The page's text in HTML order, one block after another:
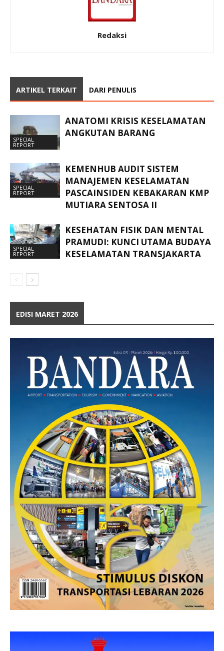
Redaksi
ARTIKEL TERKAIT DARI PENULIS
SPECIAL
REPORT
ANATOMI KRISIS KESELAMATAN
ANGKUTAN BARANG
SPECIAL
REPORT
KEMENHUB AUDIT SISTEM
MANAJEMEN KESELAMATAN
PASCAINSIDEN KEBAKARAN KMP
MUTIARA SENTOSA II
SPECIAL
REPORT
KESEHATAN FISIK DAN MENTAL
PRAMUDI: KUNCI UTAMA BUDAYA
KESELAMATAN TRANSJAKARTA
EDISI MARET 2026